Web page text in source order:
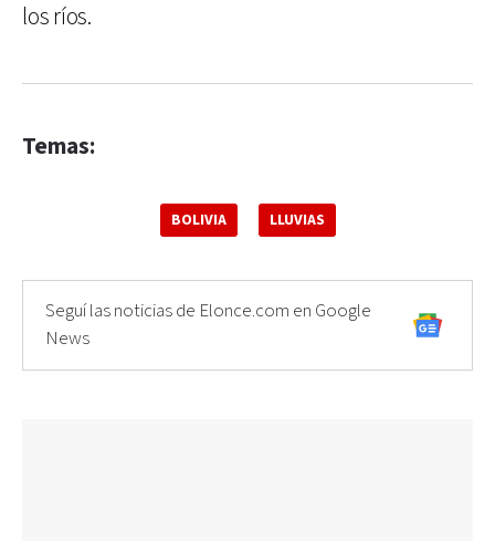
los ríos.
Temas:
BOLIVIA LLUVIAS
Seguí las noticias de Elonce.com en Google
News